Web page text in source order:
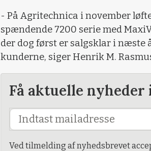
- På Agri­technica i november
spændende 7200 serie med
der dog først er salgsklar i næste
kunderne, siger Henrik M.
Få aktuelle nyheder
Ved tilmelding af nyhedsbrevet